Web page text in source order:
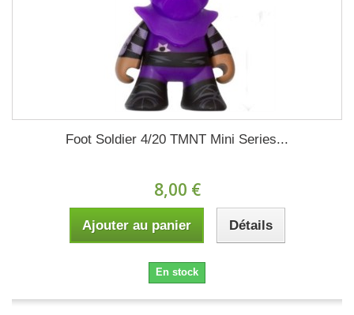
Foot Soldier 4/20 TMNT Mini Series...
8,00 €
Ajouter au panier Détails
En stock